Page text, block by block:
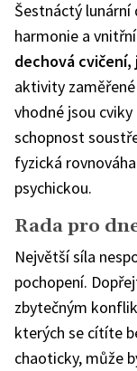
Šestnáctý lunární
harmonie a
dechová cvičení,
aktivity
vhodné jsou
schopnost
fyzická
psychickou.
Rada pro
Největší síla
pochopení.
zbytečným
kterých se cítíte
chaoticky, může